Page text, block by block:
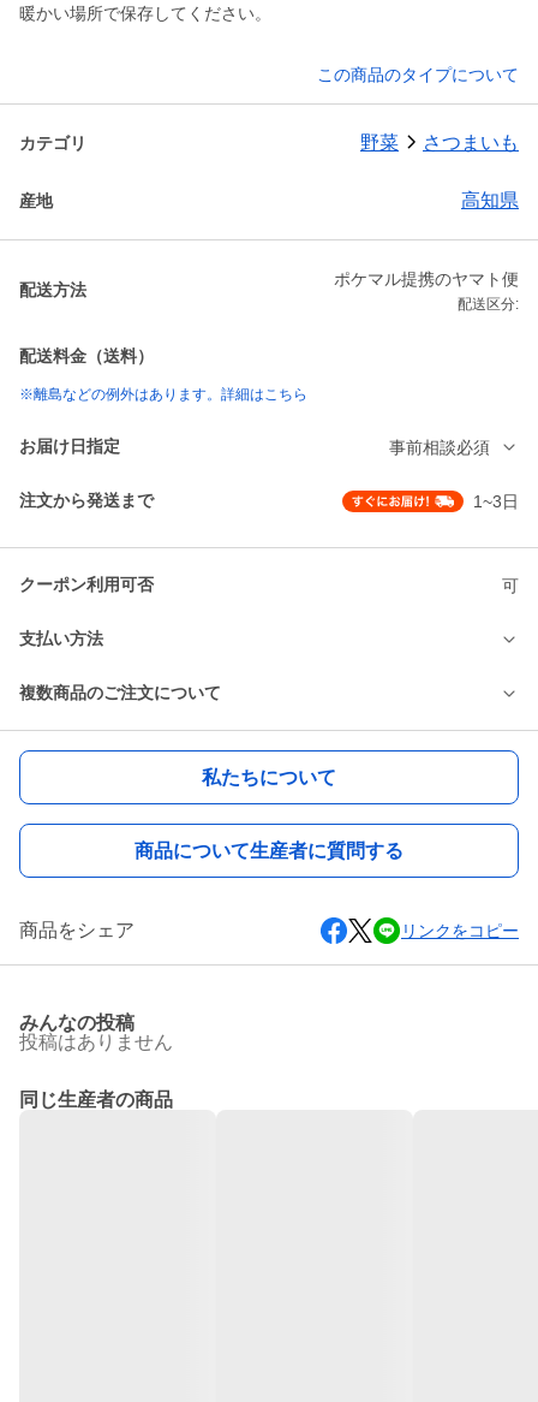
暖かい場所で保存してください。
この商品のタイプについて
カテゴリ 野菜 さつまいも
産地 高知県
配送方法
ポケマル提携のヤマト便
配送区分:
配送料金（送料）
※離島などの例外はあります。詳細はこちら
お届け日指定 事前相談必須
注文から発送まで 1~3日
クーポン利用可否 可
支払い方法
複数商品のご注文について
私たちについて
商品について生産者に質問する
商品をシェア リンクをコピー
みんなの投稿
投稿はありません
同じ生産者の商品